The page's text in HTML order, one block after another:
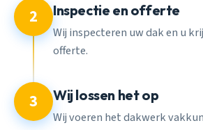
2 Inspectie en offerte
Wij inspecteren uw dak en u
offerte.
3 Wij lossen het op
Wij voeren het dakwerk